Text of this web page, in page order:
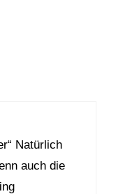
Natürlich
auch die